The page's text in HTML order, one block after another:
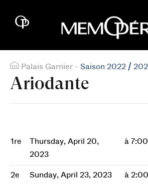
Palais Garnier - Saison 2022 /
Ariodante
1re
Thursday, April 20,
2023
à 7:00
2e Sunday, April 23, 2023 à